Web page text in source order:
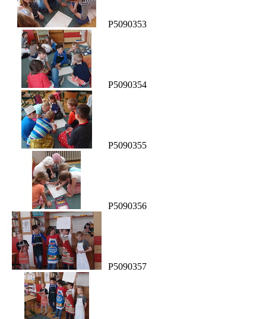
P5090353
P5090354
P5090355
P5090356
P5090357